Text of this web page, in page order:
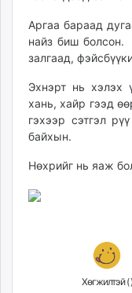
isee.mn
mglradio.com
fact.mn
itoim.mn
tumen.mn
shuum.mn
times.mn
tvmongolia.mn
mass.mn
assa.mn
unread.today
Аргаа бараад
найз биш болсон.
залгаад,
Эхнэрт нь хэлэх
хань, хайр гээд
гэхээр сэтгэл
байхын.
Нөхрийг нь яаж
Хөгжилтэй ()